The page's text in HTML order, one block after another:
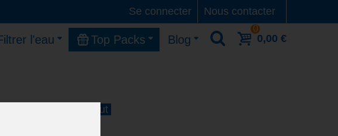
Nous contacter
Se connecter
l'eau Top Packs Blog
0
0,00 €
livraisons le 11 Aout